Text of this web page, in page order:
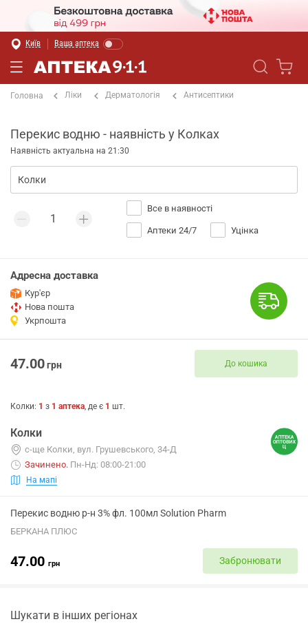
Київ Ваша аптека
Головна Ліки Дерматологія Антисептики
Перекис водню - наявність у Колках
Наявність актуальна на 21:30
Все в наявності
Аптеки 24/7 Уцінка
Адресна доставка
Кур'єр
Нова пошта
Укрпошта
47.00грн До кошика
Колки: 1 з 1 аптека, де є 1 шт.
Колки
с-ще Колки, вул. Грушевського, 34-Д
Зачинено. Пн-Нд: 08:00-21:00
На мапі
Перекис водню р-н 3% фл. 100мл Solution Pharm
БЕРКАНА ПЛЮС
47.00 грн Забронювати
Шукати в інших регіонах